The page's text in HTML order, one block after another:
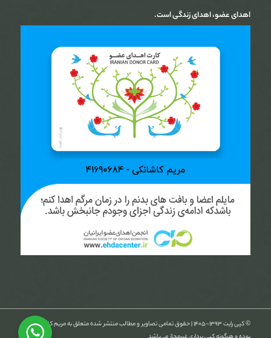
اهدای عضو، اهدای زندگی است.
© کپی رایت ۱۳۹۳-۱۴۰۵ | حقوق تمامی تصاویر و مطالب منتشر شده متعلق به مریم کاشانکی